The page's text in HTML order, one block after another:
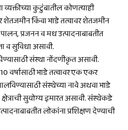
व्यक्तीच्या कुटुंबातील कोणत्याही
शेतजमीन किंवा भाडे तत्वावर शेतजमीन
प्रजनन व मध उत्पादनाबाबतीत
व सुविधा असावी.
संस्था नोंदणीकृत असावी.
वर्षासाठी भाडे तत्वावर एक एकर
संस्थेच्या नावे अथवा भाडे
सुयोग्य इमारत असावी. संस्थेकडे
लोकांना प्रशिक्षण देण्याची